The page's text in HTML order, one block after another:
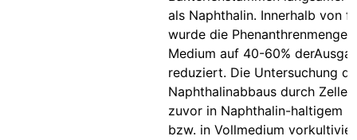
als Naphthalin. Innerhalb von
wurde die Phenanthrenmenge
Medium auf 40-60%
reduziert. Die Untersuchung
Naphthalinabbaus durch
zuvor in Naphthalin-haltigem
bzw. in Vollmedium